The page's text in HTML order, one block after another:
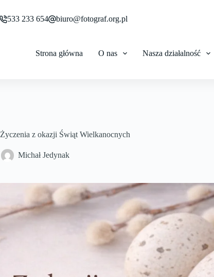
533 233 654 biuro@fotograf.org.pl
Strona główna O nas Nasza działalność
Życzenia z okazji Świąt Wielkanocnych
Michał Jedynak